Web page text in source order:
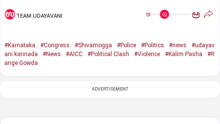
TEAM UDAYAVANI ಅ ಅ
#Karnataka #Congress #Shivamogga #Police #Politics #news
#udayav
ani kannada
#News #AICC #Political Clash #Violence #Kalim Pasha
#R
ange Gowda
ADVERTISEMENT